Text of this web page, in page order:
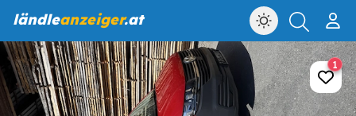
ländleanzeiger.at
1